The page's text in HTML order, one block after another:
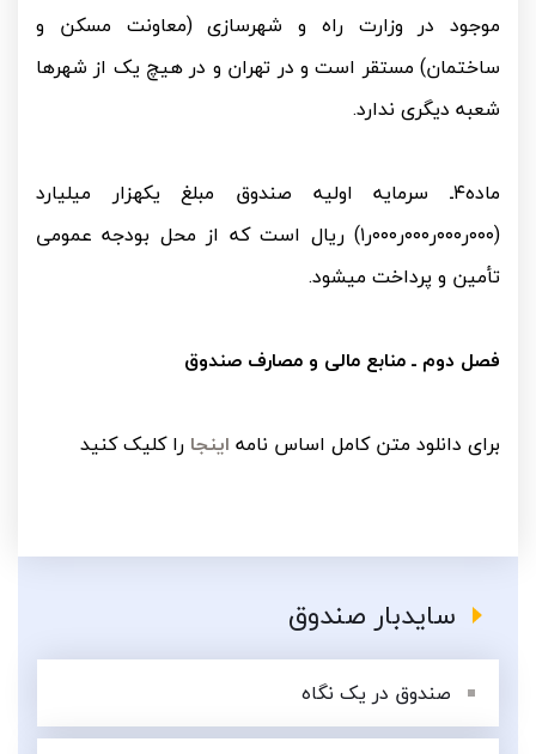
سایدبار صندوق
صندوق در یک نگاه
موجود در وزارت راه و شهرسازی (معاونت مسکن و
ساختمان) مستقر است و در تهران و در هیچ یک از شهرها
شعبه دیگری ندارد.
ماده۴ـ سرمایه اولیه صندوق مبلغ یکهزار میلیارد
(۰۰۰ر۰۰۰ر۰۰۰ر۰۰۰ر۱) ریال است که از محل بودجه عمومی
تأمین و پرداخت می­­شود.
فصل دوم ـ منابع مالی و مصارف صندوق
برای دانلود متن کامل اساس نامه اینجا را کلیک کنید